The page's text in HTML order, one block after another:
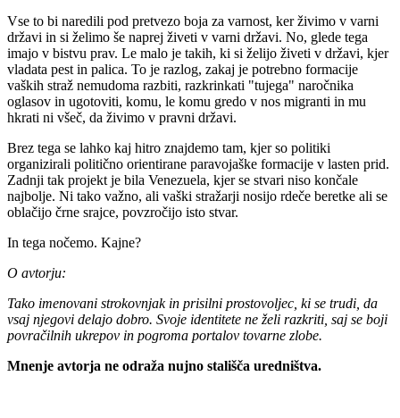
Vse to bi naredili pod pretvezo boja za varnost, ker živimo v varni
državi in si želimo še naprej živeti v varni državi. No, glede tega
imajo v bistvu prav. Le malo je takih, ki si želijo živeti v državi, kjer
vladata pest in palica. To je razlog, zakaj je potrebno formacije
vaških straž nemudoma razbiti, razkrinkati "tujega" naročnika
oglasov in ugotoviti, komu, le komu gredo v nos migranti in mu
hkrati ni všeč, da živimo v pravni državi.
Brez tega se lahko kaj hitro znajdemo tam, kjer so politiki
organizirali politično orientirane paravojaške formacije v lasten prid.
Zadnji tak projekt je bila Venezuela, kjer se stvari niso končale
najbolje. Ni tako važno, ali vaški stražarji nosijo rdeče beretke ali se
oblačijo črne srajce, povzročijo isto stvar.
In tega nočemo. Kajne?
O avtorju:
Tako imenovani strokovnjak in prisilni prostovoljec, ki se trudi, da
vsaj njegovi delajo dobro. Svoje identitete ne želi razkriti, saj se boji
povračilnih ukrepov in pogroma portalov tovarne zlobe.
Mnenje avtorja ne odraža nujno stališča uredništva.